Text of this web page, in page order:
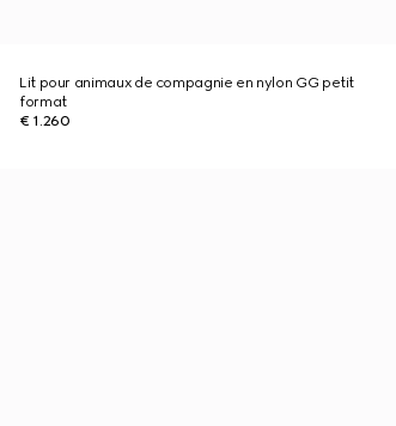
Lit pour animaux de compagnie en nylon GG petit
format
€ 1.260